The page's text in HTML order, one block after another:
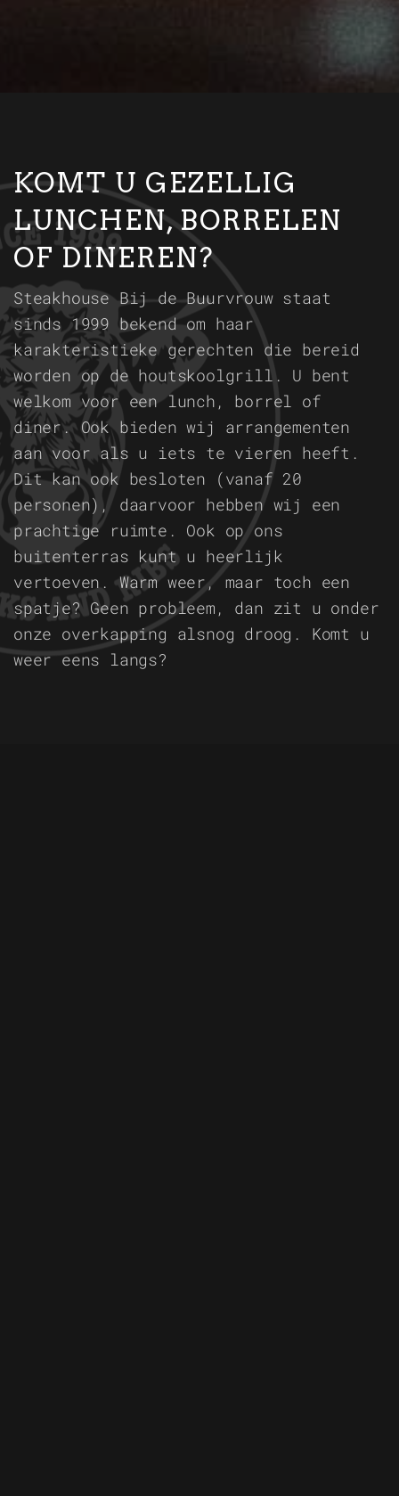
KOMT U GEZELLIG
LUNCHEN, BORRELEN
OF DINEREN?
Steakhouse Bij de Buurvrouw staat
sinds 1999 bekend om haar
karakteristieke gerechten die bereid
worden op de houtskoolgrill. U bent
welkom voor een lunch, borrel of
diner. Ook bieden wij arrangementen
aan voor als u iets te vieren heeft.
Dit kan ook besloten (vanaf 20
personen), daarvoor hebben wij een
prachtige ruimte. Ook op ons
buitenterras kunt u heerlijk
vertoeven. Warm weer, maar toch een
spatje? Geen probleem, dan zit u onder
onze overkapping alsnog droog. Komt u
weer eens langs?